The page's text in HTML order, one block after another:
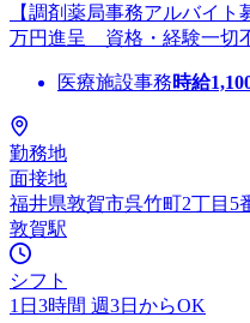
【調剤薬局事務アルバイ
万円進呈 資格・経験一切
医療施設事務時給
勤務地
面接地
福井県敦賀市呉竹町2丁目5
敦賀駅
シフト
1日3時間 週3日からOK